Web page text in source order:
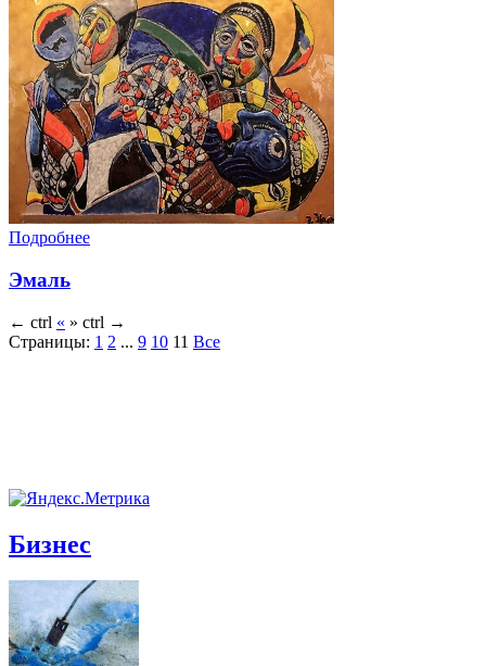
Подробнее
Эмаль
← ctrl « » ctrl →
Страницы: 1 2 ... 9 10 11 Все
Бизнес